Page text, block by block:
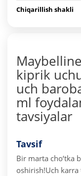
Chiqarillish shakli
kiprik
uch
ml
tavsiyalar
Tavsif
Bir marta cho‘tka
oshirish!Uch